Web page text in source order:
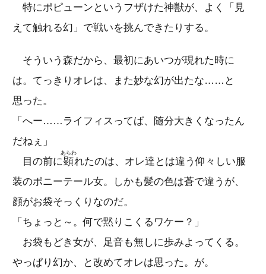
特にポピューンというフザけた神獣が、よく「見
えて触れる幻」で戦いを挑んできたりする。
そういう森だから、最初にあいつが現れた時に
は。てっきりオレは、また妙な幻が出たな……と
思った。
「へー……ライフィスってば、随分大きくなったん
だねぇ」
目の前に顕
あらわ
れたのは、オレ達とは違う仰々しい服
装のポニーテール女。しかも髪の色は蒼で違うが、
顔がお袋そっくりなのだ。
「ちょっと～。何で黙りこくるワケー？」
お袋もどき女が、足音も無しに歩みよってくる。
やっぱり幻か、と改めてオレは思った。が。